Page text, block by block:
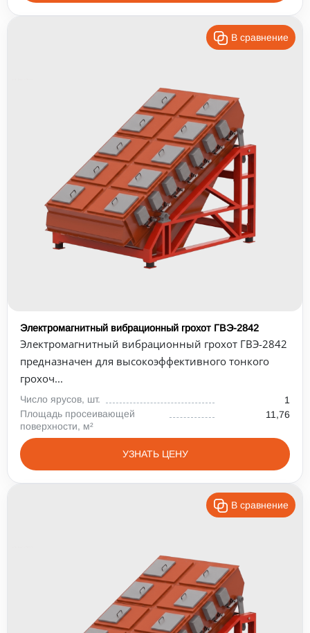
В сравнение
Электромагнитный вибрационный грохот ГВЭ-2842
Электромагнитный вибрационный грохот ГВЭ-2842
предназначен для высокоэффективного тонкого
грохоч...
Число ярусов, шт.
1
Площадь просеивающей
поверхности, м²
11,76
УЗНАТЬ ЦЕНУ
В сравнение